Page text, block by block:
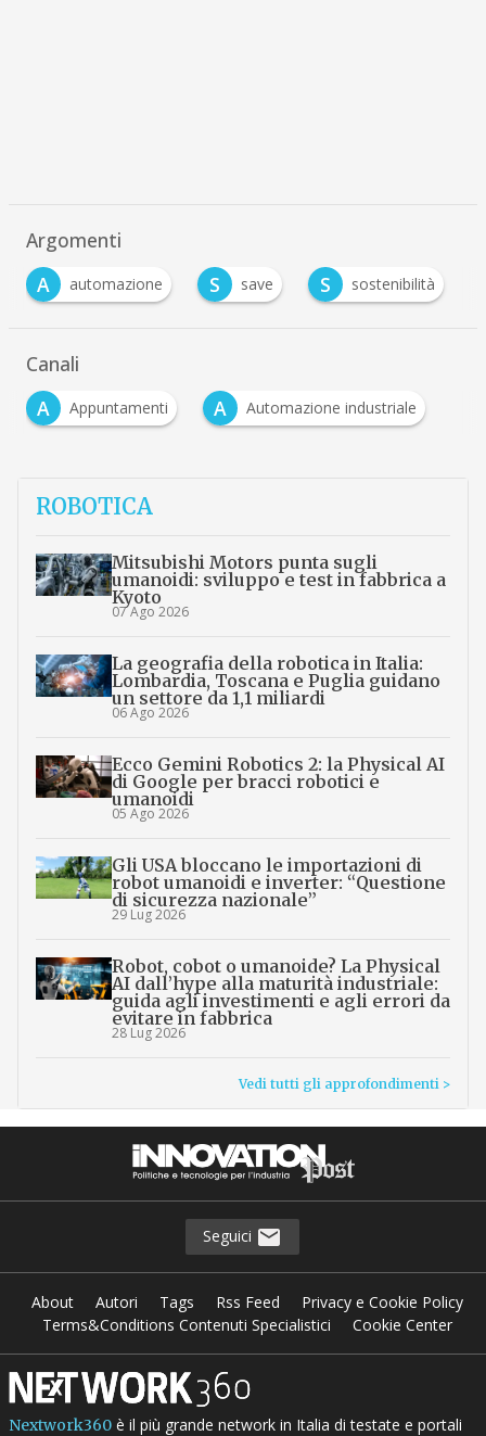
Argomenti
A
automazione S save S sostenibilità
Canali
A
Appuntamenti A Automazione industriale
ROBOTICA
Mitsubishi Motors punta sugli
umanoidi: sviluppo e test in fabbrica a
Kyoto
07 Ago 2026
La geografia della robotica in Italia:
Lombardia, Toscana e Puglia guidano
un settore da 1,1 miliardi
06 Ago 2026
Ecco Gemini Robotics 2: la Physical AI
di Google per bracci robotici e
umanoidi
05 Ago 2026
Gli USA bloccano le importazioni di
robot umanoidi e inverter: “Questione
di sicurezza nazionale”
29 Lug 2026
Robot, cobot o umanoide? La Physical
AI dall’hype alla maturità industriale:
guida agli investimenti e agli errori da
evitare in fabbrica
28 Lug 2026
Vedi tutti gli approfondimenti >
Seguici
About Autori Tags Rss Feed
Privacy e Cookie Policy
Terms&Conditions Contenuti Specialistici
Cookie Center
Nextwork360è il più grande network in Italia di testate e portali